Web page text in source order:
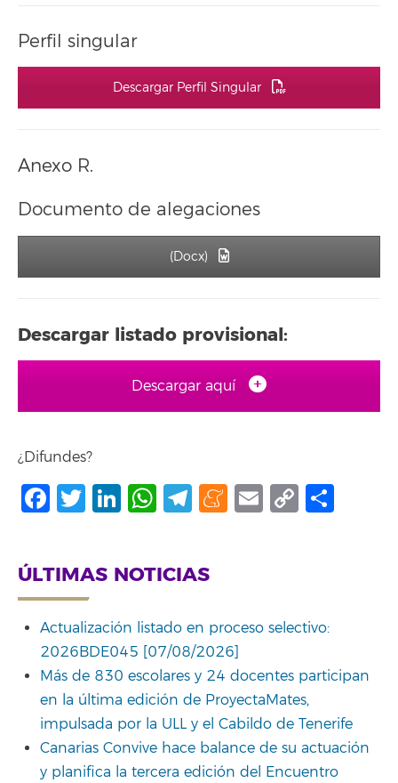
Perfil singular
Descargar Perfil Singular
Anexo R.
Documento de alegaciones
(Docx)
Descargar listado provisional:
Descargar aquí
¿Difundes?
Facebook
Twitter
LinkedIn
WhatsApp
Telegram
Meneame
Email
Copy
ÚLTIMAS NOTICIAS
Actualización listado en proceso selectivo:
2026BDE045 [07/08/2026]
Más de 830 escolares y 24 docentes participan
en la última edición de ProyectaMates,
impulsada por la ULL y el Cabildo de Tenerife
Canarias Convive hace balance de su actuación
y planifica la tercera edición del Encuentro